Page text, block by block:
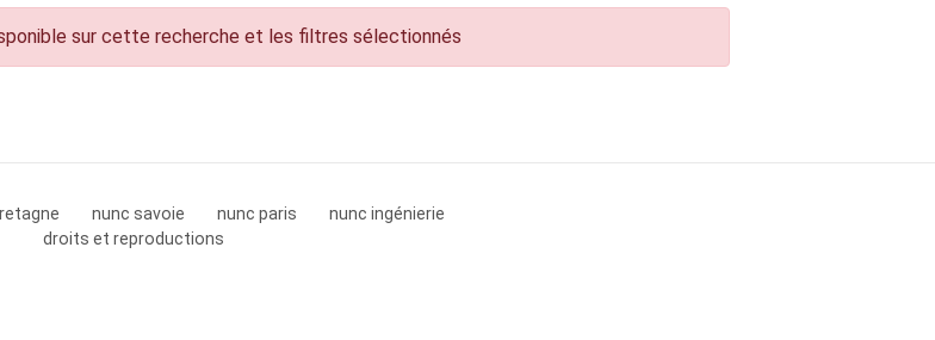
sur cette recherche et les filtres sélectionnés
nunc savoie nunc paris
nunc ingénierie
droits et reproductions